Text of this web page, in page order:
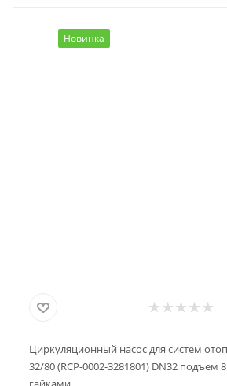
Новинка
Циркуляционный насос для систем
32/80 (RCP-0002-3281801) DN32 подъем